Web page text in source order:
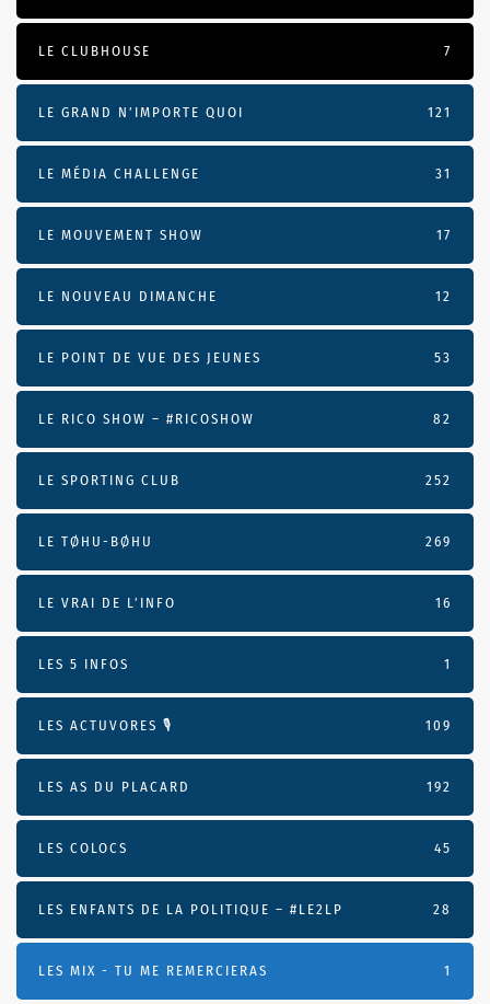
LE CLUBHOUSE 7
LE GRAND N’IMPORTE QUOI 121
LE MÉDIA CHALLENGE 31
LE MOUVEMENT SHOW 17
LE NOUVEAU DIMANCHE 12
LE POINT DE VUE DES JEUNES 53
LE RICO SHOW – #RICOSHOW 82
LE SPORTING CLUB 252
LE TØHU-BØHU 269
LE VRAI DE L’INFO 16
LES 5 INFOS 1
LES ACTUVORES 🎙 109
LES AS DU PLACARD 192
LES COLOCS 45
LES ENFANTS DE LA POLITIQUE – #LE2LP 28
LES MIX - TU ME REMERCIERAS 1